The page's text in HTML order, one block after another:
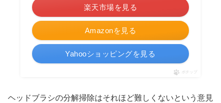
Amazonを見る
楽天市場を見る
Yahooショッピングを見る
ポチップ
ヘッドブラシの分解掃除はそれほど難しくないという意見